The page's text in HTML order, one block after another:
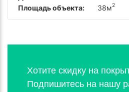
Площадь объекта:
38м2
Хотите скидку на
Подпишитесь на нашу